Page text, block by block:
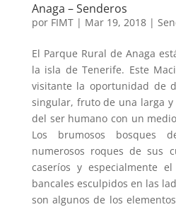
Anaga – Senderos
por FIMT| Mar 19, 2018|
El Parque Rural de Anaga
la isla de Tenerife. Este
visitante la oportunidad de
singular, fruto de una larga y
del ser humano con un
Los brumosos bosques
numerosos roques de sus
caseríos y especialmente
bancales esculpidos en las
son algunos de los